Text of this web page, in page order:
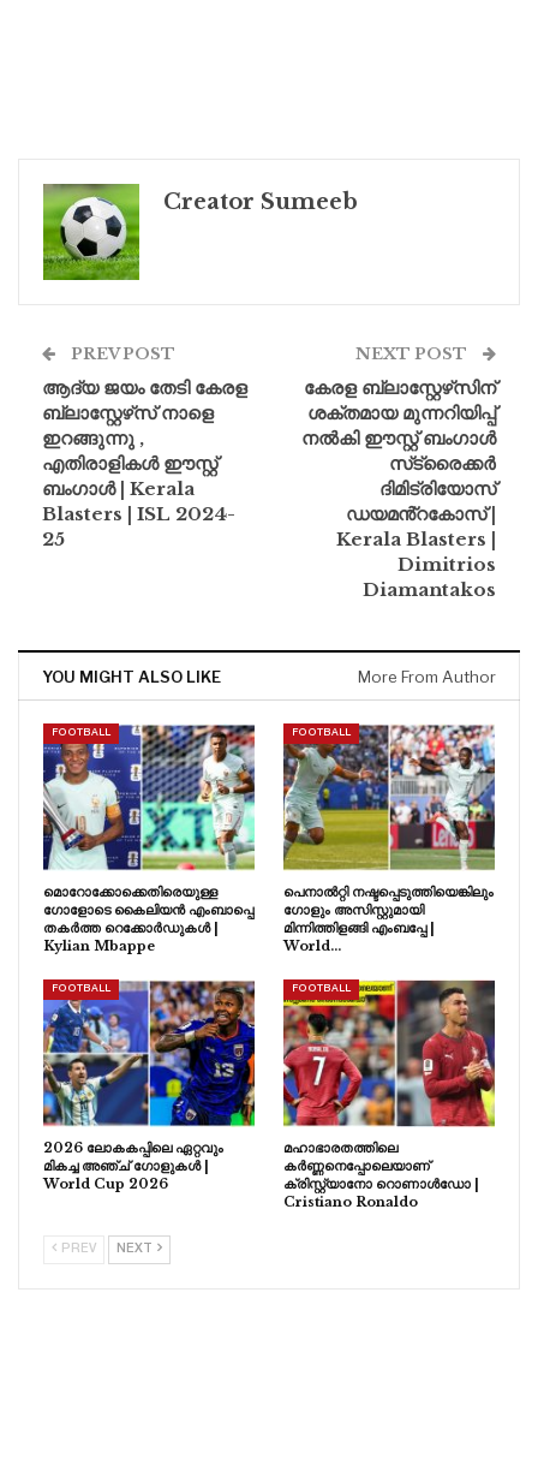
Creator Sumeeb
PREV POST
ആദ്യ ജയം തേടി കേരള
ബ്ലാസ്റ്റേഴ്‌സ് നാളെ
ഇറങ്ങുന്നു ,
എതിരാളികൾ ഈസ്റ്റ്
ബംഗാൾ | Kerala
Blasters | ISL 2024-
25
NEXT POST
കേരള ബ്ലാസ്റ്റേഴ്‌സിന്
ശക്തമായ മുന്നറിയിപ്പ്
നൽകി ഈസ്റ്റ് ബംഗാൾ
സ്‌ട്രൈക്കർ
ദിമിട്രിയോസ്
ഡയമൻ്റകോസ് |
Kerala Blasters |
Dimitrios
Diamantakos
YOU MIGHT ALSO LIKE More From Author
FOOTBALL
മൊറോക്കോക്കെതിരെയുള്ള
ഗോളോടെ കൈലിയൻ എംബാപ്പെ
തകർത്ത റെക്കോർഡുകൾ |
Kylian Mbappe
FOOTBALL
പെനാൽറ്റി നഷ്ടപ്പെടുത്തിയെങ്കിലും
ഗോളും അസിസ്റ്റുമായി
മിന്നിത്തിളങ്ങി എംബപ്പേ |
World…
FOOTBALL
2026 ലോകകപ്പിലെ ഏറ്റവും
മികച്ച അഞ്ച് ഗോളുകൾ |
World Cup 2026
FOOTBALL
മഹാഭാരതത്തിലെ
കർണ്ണനെപ്പോലെയാണ്
ക്രിസ്റ്റ്യാനോ റൊണാൾഡോ |
Cristiano Ronaldo
PREV NEXT